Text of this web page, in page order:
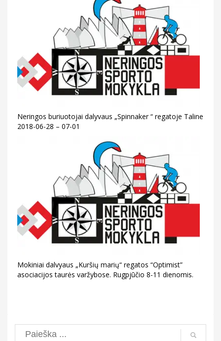
Neringos buriuotojai dalyvaus „Spinnaker “ regatoje Taline
2018-06-28 – 07-01
Mokiniai dalvyaus „Kuršių marių“ regatos “Optimist”
asociacijos taurės varžybose. Rugpjūčio 8-11 dienomis.
Search